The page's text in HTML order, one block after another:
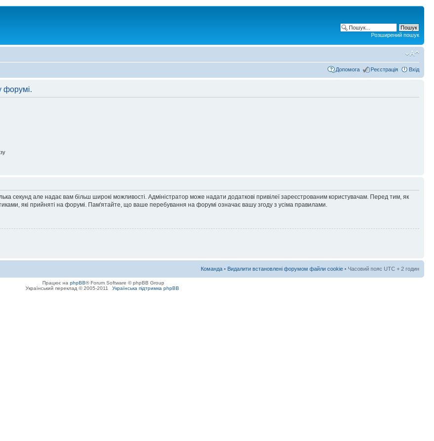
Розширений пошук
Допомога Реєстрація Вхід
форумі.
секунд але надає вам більш широкі можливості. Адміністратор може надати додаткові привілеї зареєстрованим користувачам. Перед тим, як
які прийняті на форумі. Пам'ятайте, що ваше перебування на форумі означає вашу згоду з усіма правилами.
Команда • Видалити встановлені форумом файли cookie • Часовий пояс UTC + 2 годин
Працює на phpBB® Forum Software © phpBB Group
Український переклад © 2005-2011
Українська підтримка phpBB